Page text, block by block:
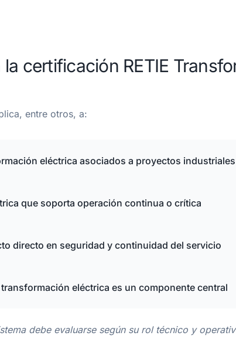
certificación RETIE
entre otros, a:
eléctrica asociados a proyectos industriales
que soporta operación continua o crítica
directo en seguridad y continuidad del servicio
eléctrica es un componente central
debe evaluarse según su rol técnico y